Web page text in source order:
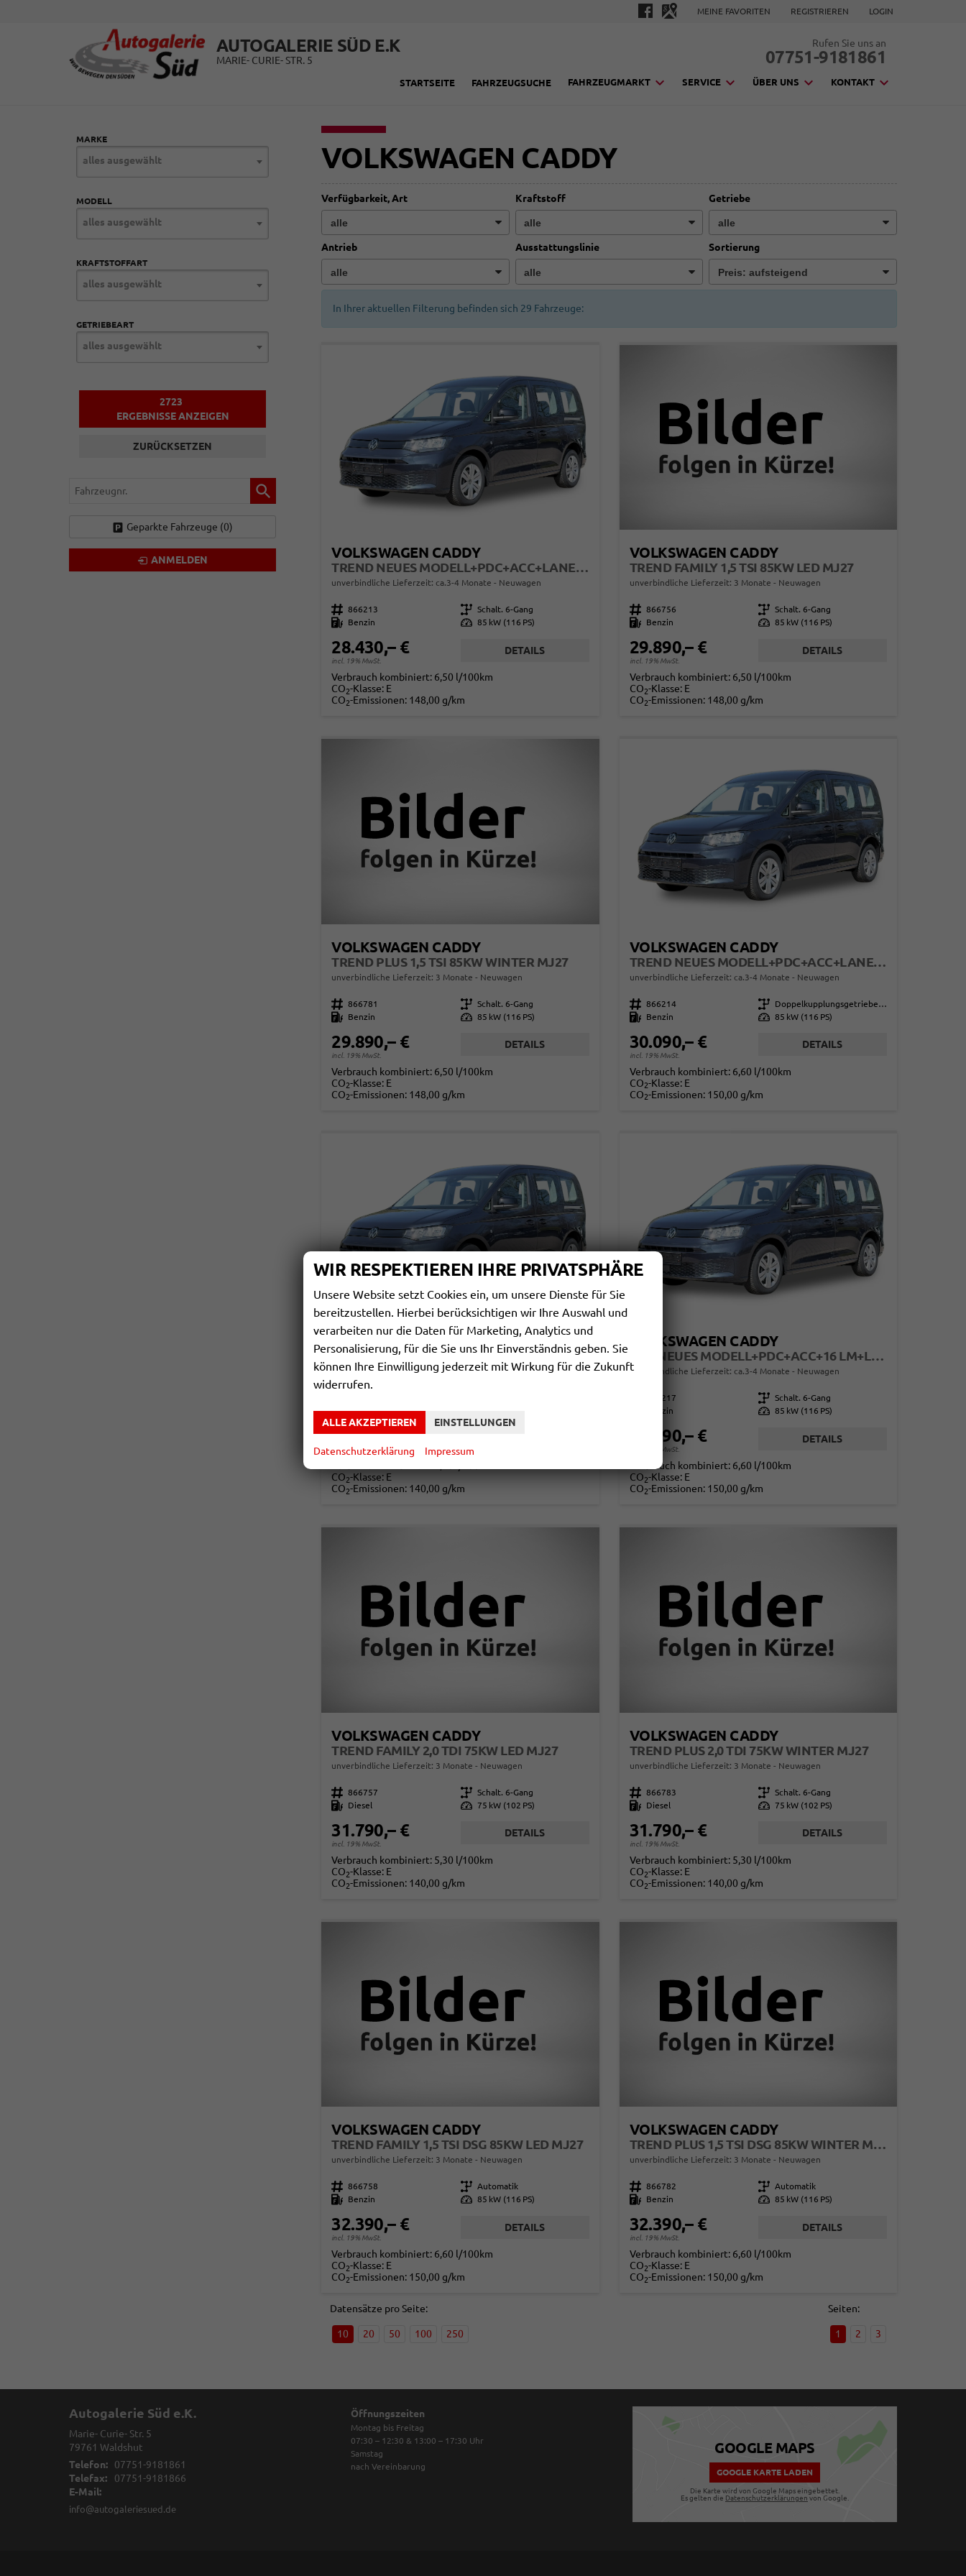
MEINE FAVORITEN REGISTRIEREN LOGIN
AUTOGALERIE SÜD E.K
MARIE- CURIE- STR. 5
Rufen Sie uns an
07751-9181861
STARTSEITE FAHRZEUGSUCHE FAHRZEUGMARKT SERVICE ÜBER UNS KONTAKT
VOLKSWAGEN CADDY
Verfügbarkeit, Art Kraftstoff Getriebe
Antrieb Ausstattungslinie Sortierung
In Ihrer aktuellen Filterung befinden sich 29 Fahrzeuge:
VOLKSWAGEN CADDY
TREND NEUES MODELL+PDC+ACC+LANE ASSIST
unverbindliche Lieferzeit: ca.3-4 Monate Neuwagen
Fahrzeugnr. 866213 Getriebe Schalt. 6-Gang
Kraftstoff
Benzin Leistung 85 kW (116 PS)
28.430,– €
incl. 19% MwSt.
DETAILS
Verbrauch kombiniert: 6,50 l/100km
CO2-Klasse: E
CO2-Emissionen: 148,00 g/km
VOLKSWAGEN CADDY
TREND FAMILY 1,5 TSI 85KW LED MJ27
unverbindliche Lieferzeit: 3 Monate Neuwagen
Fahrzeugnr. 866756 Getriebe Schalt. 6-Gang
Kraftstoff
Benzin Leistung 85 kW (116 PS)
29.890,– €
incl. 19% MwSt.
DETAILS
Verbrauch kombiniert: 6,50 l/100km
CO2-Klasse: E
CO2-Emissionen: 148,00 g/km
VOLKSWAGEN CADDY
TREND PLUS 1,5 TSI 85KW WINTER MJ27
unverbindliche Lieferzeit: 3 Monate Neuwagen
Fahrzeugnr. 866781 Getriebe Schalt. 6-Gang
Kraftstoff
Benzin Leistung 85 kW (116 PS)
29.890,– €
incl. 19% MwSt.
DETAILS
Verbrauch kombiniert: 6,50 l/100km
CO2-Klasse: E
CO2-Emissionen: 148,00 g/km
VOLKSWAGEN CADDY
TREND NEUES MODELL+PDC+ACC+LANE ASSIST
unverbindliche Lieferzeit: ca.3-4 Monate Neuwagen
Fahrzeugnr. 866214 Getriebe
Doppelkupplungsgetriebe (DSG)
Kraftstoff
Benzin Leistung 85 kW (116 PS)
30.090,– €
incl. 19% MwSt.
DETAILS
Verbrauch kombiniert: 6,60 l/100km
CO2-Klasse: E
CO2-Emissionen: 150,00 g/km
VOLKSWAGEN CADDY
TREND NEUES MODELL+PDC+ACC+LANE ASSIST
unverbindliche Lieferzeit: ca.3-4 Monate Neuwagen
Kraftstoff Diesel
30.490,– €
incl. 19% MwSt.
CO2-Klasse: E
CO2-Emissionen: 140,00 g/km
VOLKSWAGEN CADDY
LIFE NEUES MODELL+PDC+ACC+16 LM+LANE ASSIST
unverbindliche Lieferzeit: ca.3-4 Monate Neuwagen
866217 Getriebe Schalt. 6-Gang
Benzin Leistung 85 kW (116 PS)
30.790,– €
incl. 19% MwSt.
DETAILS
Verbrauch kombiniert: 6,60 l/100km
CO2-Klasse: E
CO2-Emissionen: 150,00 g/km
VOLKSWAGEN CADDY
TREND FAMILY 2,0 TDI 75KW LED MJ27
unverbindliche Lieferzeit: 3 Monate Neuwagen
Fahrzeugnr. 866757 Getriebe Schalt. 6-Gang
Kraftstoff
Diesel Leistung 75 kW (102 PS)
31.790,– €
incl. 19% MwSt.
DETAILS
Verbrauch kombiniert: 5,30 l/100km
CO2-Klasse: E
CO2-Emissionen: 140,00 g/km
VOLKSWAGEN CADDY
TREND PLUS 2,0 TDI 75KW WINTER MJ27
unverbindliche Lieferzeit: 3 Monate Neuwagen
Fahrzeugnr. 866783 Getriebe Schalt. 6-Gang
Kraftstoff
Diesel Leistung 75 kW (102 PS)
31.790,– €
incl. 19% MwSt.
DETAILS
Verbrauch kombiniert: 5,30 l/100km
CO2-Klasse: E
CO2-Emissionen: 140,00 g/km
VOLKSWAGEN CADDY
TREND FAMILY 1,5 TSI DSG 85KW LED MJ27
unverbindliche Lieferzeit: 3 Monate Neuwagen
Fahrzeugnr. 866758 Getriebe Automatik
Kraftstoff
Benzin Leistung 85 kW (116 PS)
32.390,– €
incl. 19% MwSt.
DETAILS
Verbrauch kombiniert: 6,60 l/100km
CO2-Klasse: E
CO2-Emissionen: 150,00 g/km
VOLKSWAGEN CADDY
TREND PLUS 1,5 TSI DSG 85KW WINTER MJ27
unverbindliche Lieferzeit: 3 Monate Neuwagen
Fahrzeugnr. 866782 Getriebe Automatik
Kraftstoff
Benzin Leistung 85 kW (116 PS)
32.390,– €
incl. 19% MwSt.
DETAILS
Verbrauch kombiniert: 6,60 l/100km
CO2-Klasse: E
CO2-Emissionen: 150,00 g/km
Datensätze pro Seite:
10 20 50 100 250
Seiten:
1 2 3
MARKE
alles ausgewählt
MODELL
alles ausgewählt
KRAFTSTOFFART
alles ausgewählt
GETRIEBEART
alles ausgewählt
2723
ERGEBNISSE ANZEIGEN
ZURÜCKSETZEN
Fahrzeugnr.
Geparkte Fahrzeuge (0)
ANMELDEN
Autogalerie Süd e.K.
Marie- Curie- Str. 5
79761 Waldshut
Telefon:
07751-9181861
Telefax:
07751-9181866
E-Mail:
info@autogaleriesued.de
Öffnungszeiten
Montag bis Freitag
07:30 – 12:30 & 13:00 – 17:30 Uhr
Samstag
nach Vereinbarung
GOOGLE MAPS
GOOGLE KARTE LADEN
Die Karte wird von Google Maps eingebettet.
Es gelten die Datenschutzerklärungen von Google.
WIR RESPEKTIEREN IHRE PRIVATSPHÄRE
Unsere Website setzt Cookies ein, um unsere Dienste für Sie
bereitzustellen. Hierbei berücksichtigen wir Ihre Auswahl und
verarbeiten nur die Daten für Marketing, Analytics und
Personalisierung, für die Sie uns Ihr Einverständnis geben. Sie
können Ihre Einwilligung jederzeit mit Wirkung für die Zukunft
widerrufen.
ALLE AKZEPTIEREN EINSTELLUNGEN
Datenschutzerklärung Impressum